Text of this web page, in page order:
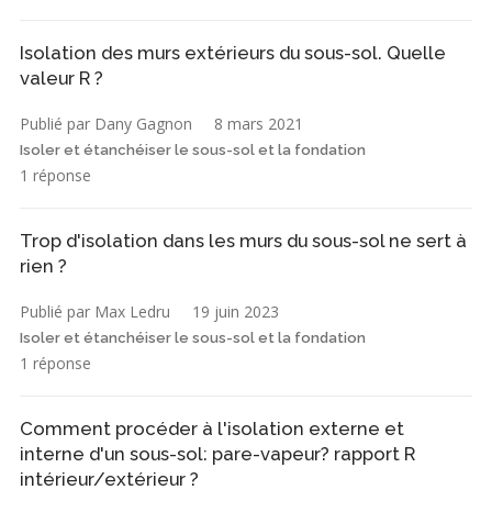
Isolation des murs extérieurs du sous-sol. Quelle
valeur R ?
Publié par Dany Gagnon 8 mars 2021
Isoler et étanchéiser le sous-sol et la fondation
1 réponse
Trop d'isolation dans les murs du sous-sol ne sert à
rien ?
Publié par Max Ledru 19 juin 2023
Isoler et étanchéiser le sous-sol et la fondation
1 réponse
Comment procéder à l'isolation externe et
interne d'un sous-sol: pare-vapeur? rapport R
intérieur/extérieur ?